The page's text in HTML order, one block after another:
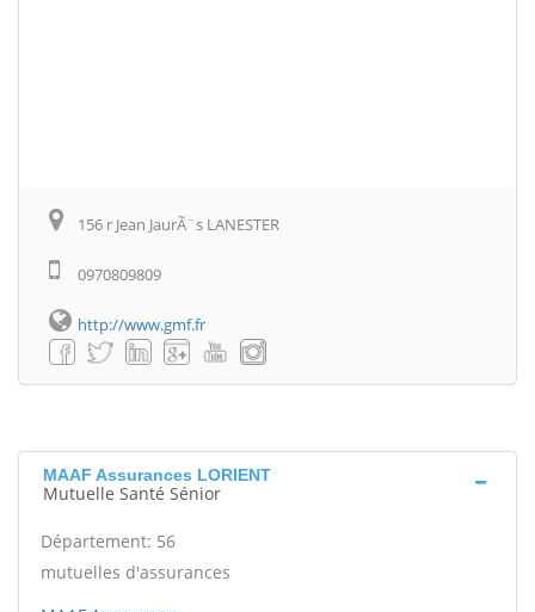
156 r Jean JaurÃ¨s LANESTER
0970809809
http://www.gmf.fr
MAAF Assurances LORIENT
Mutuelle Santé Sénior
Département: 56
mutuelles d'assurances